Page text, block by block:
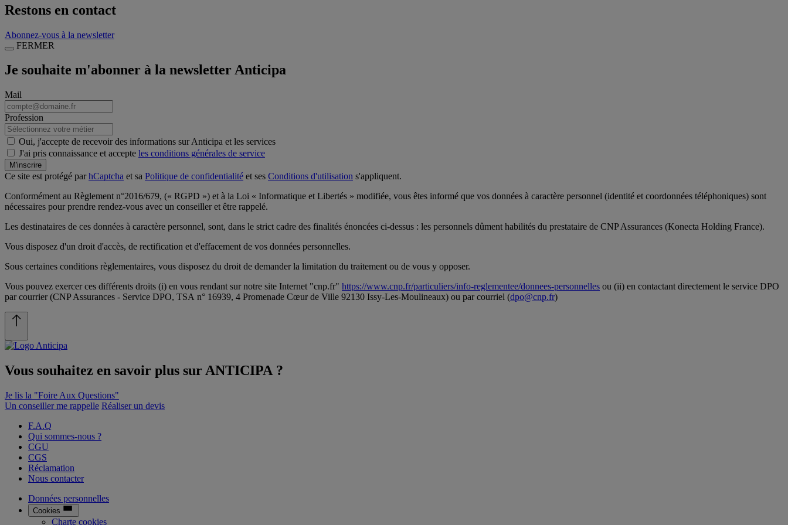
Restons en contact
Abonnez-vous à la newsletter
FERMER
Je souhaite m'abonner à la newsletter Anticipa
Mail
Profession
Oui, j'accepte de recevoir des informations sur Anticipa et les services
J'ai pris connaissance et accepte les conditions générales de service
M'inscrire
Ce site est protégé parhCaptcha et sa Politique de confidentialité et ses Conditions d'utilisation s'appliquent.
Conformément au Règlement n°2016/679, (« RGPD ») et à la Loi « Informatique et Libertés » modifiée, vous êtes informé que vos données à caractère personnel (identité et coordonnées téléphoniques) sont
nécessaires pour prendre rendez-vous avec un conseiller et être rappelé.
Les destinataires de ces données à caractère personnel, sont, dans le strict cadre des finalités énoncées ci-dessus : les personnels dûment habilités du prestataire de CNP Assurances (Konecta Holding France).
Vous disposez d'un droit d'accès, de rectification et d'effacement de vos données personnelles.
Sous certaines conditions règlementaires, vous disposez du droit de demander la limitation du traitement ou de vous y opposer.
Vous pouvez exercer ces différents droits (i) en vous rendant sur notre site Internet "cnp.fr" https://www.cnp.fr/particuliers/info-reglementee/donnees-personnelles ou (ii) en contactant directement le service DPO
par courrier (CNP Assurances - Service DPO, TSA n° 16939, 4 Promenade Cœur de Ville 92130 Issy-Les-Moulineaux) ou par courriel (dpo@cnp.fr)
Vous souhaitez en savoir plus sur ANTICIPA ?
Je lis la "Foire Aux Questions"
Un conseiller me rappelle Réaliser un devis
F.A.Q
Qui sommes-nous ?
CGU
CGS
Réclamation
Nous contacter
Données personnelles
Cookies
Charte cookies